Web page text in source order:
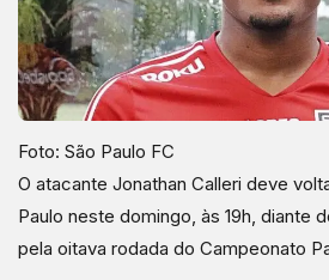
Foto: São Paulo FC
O atacante Jonathan Calleri deve
Paulo neste domingo, às 19h, diante
pela oitava rodada do Campeonato